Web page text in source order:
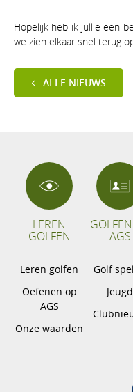
Hopelijk heb ik jullie een
we zien elkaar snel terug
ALLE NIEUWS
LEREN
GOLFEN
Leren golfen
Oefenen op
AGS
Onze waarden
AGS
Golf
Jeugd